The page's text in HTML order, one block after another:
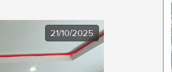
21/10/2025